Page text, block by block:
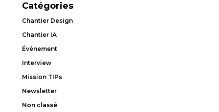
Catégories
Chantier Design
Chantier IA
Événement
Interview
Mission TIPs
Newsletter
Non classé